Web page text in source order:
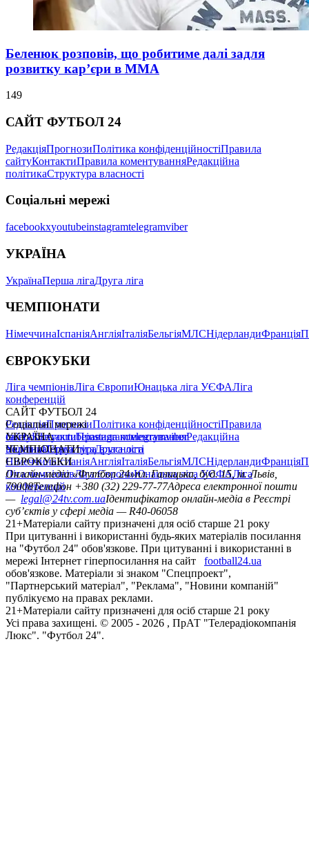
Беленюк розповів, що робитиме далі задля
розвитку кар’єри в ММА
149
САЙТ ФУТБОЛ 24
РедакціяПрогнозиПолітика конфіденційностіПравила
сайтуКонтактиПравила коментуванняРедакційна
політикаСтруктура власності
Соціальні мережі
facebookxyoutubeinstagramtelegramviber
УКРАЇНА
УкраїнаПерша лігаДруга ліга
ЧЕМПІОНАТИ
НімеччинаІспаніяАнгліяІталіяБельгіяМЛСНідерландиФранція
ЄВРОКУБКИ
Ліга чемпіонівЛіга ЄвропиЮнацька ліга УЄФАЛіга
конференцій
САЙТ ФУТБОЛ 24
РедакціяПрогнозиПолітика конфіденційностіПравила
сайтуКонтактиПравила коментуванняРедакційна
політикаСтруктура власності
Соціальні мережі
facebookxyoutubeinstagramtelegramviber
УКРАЇНА
УкраїнаПерша лігаДруга ліга
ЧЕМПІОНАТИ
НімеччинаІспаніяАнгліяІталіяБельгіяМЛСНідерландиФранція
ЄВРОКУБКИ
Ліга чемпіонівЛіга ЄвропиЮнацька ліга УЄФАЛіга
конференцій
Онлайн-медіа «Футбол 24»пл. Галицька, буд. 15, м. Львів,
79008Телефон +380 (32) 229-77-77Адреса електронної пошти
— legal@24tv.com.uaІдентифікатор онлайн-медіа в Реєстрі
суб’єктів у сфері медіа — R40-06058
21+Матеріали сайту призначені для осіб старше 21 року
При цитуванні і використанні будь-яких матеріалів посилання
на "Футбол 24" обов'язкове. При цитуванні і використанні в
мережі Інтернет гіперпосилання на сайт
football24.ua
обов'язкове. Матеріали зі знаком "Спецпроект",
"Партнерський матеріал", "Реклама", "Новини компаній"
публікуємо на правах реклами.
21+Матеріали сайту призначені для осіб старше 21 року
Усi права захищенi. © 2005 - 2026 , ПрАТ "Телерадіокомпанія
Люкс". "Футбол 24".